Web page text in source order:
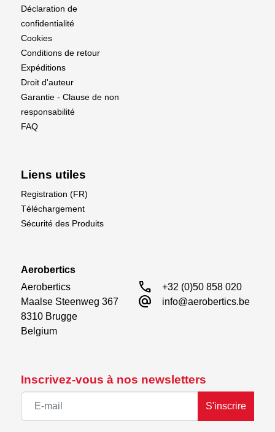
Inscrivez-vous à nos newsletters
S'inscrire
Déclaration de
confidentialité
Cookies
Conditions de retour
Expéditions
Droit d'auteur
Garantie - Clause de non
responsabilité
FAQ
Liens utiles
Registration (FR)
Téléchargement
Sécurité des Produits
Aerobertics
Aerobertics
Maalse Steenweg 367
8310 Brugge
Belgium
call +32 (0)50 858 020
alternate_email info@aerobertics.be